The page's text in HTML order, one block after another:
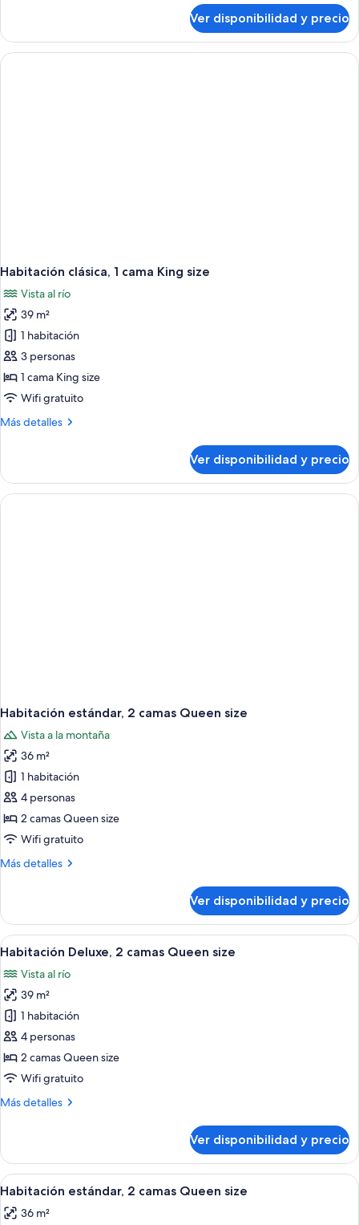
familiar
Ver disponibilidad y precio
Habitación clásica, 1 cama King size
Vista al río
39 m²
1 habitación
3 personas
1 cama King size
Wifi gratuito
Más detalles
Más
clásica,
cama
Ver disponibilidad y precio
Habitación estándar, 2 camas Queen size
Vista a la montaña
36 m²
1 habitación
4 personas
2 camas Queen size
Wifi gratuito
Más detalles
Más
estándar,
camas
size
Ver disponibilidad y precio
Ver
todas
las
fotos
de
Habitación
Deluxe,
2
Queen
Una habitación de hotel con dos
5
Habitación Deluxe, 2 camas Queen size
Vista al río
39 m²
1 habitación
4 personas
2 camas Queen size
Wifi gratuito
Más detalles
Más
Deluxe,
camas
size
Ver disponibilidad y precio
Ver
todas
las
Una habitación de hotel con dos
8
Habitación estándar, 2 camas Queen size
36 m²